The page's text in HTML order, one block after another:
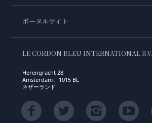
ポータルサイト
LE CORDON BLEU INTERNATIONAL B.V.
Herengracht 28
Amsterdam , 1015 BL
ネザーランド